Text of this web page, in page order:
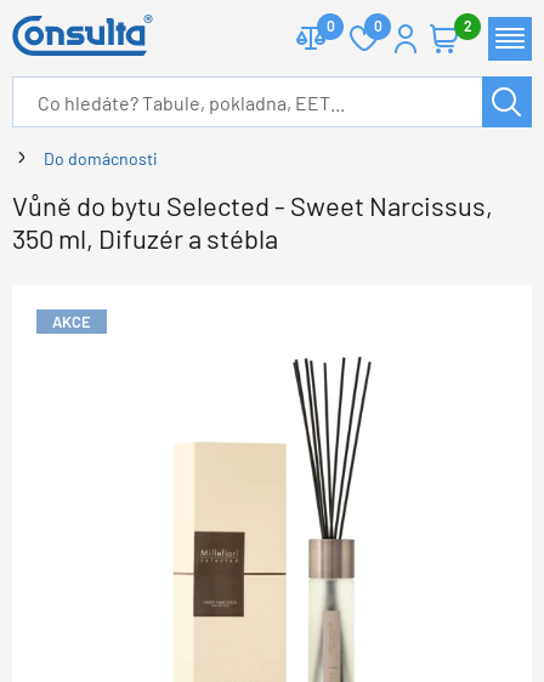
0 0 2
Do domácnosti
Vůně do bytu Selected - Sweet Narcissus,
350 ml, Difuzér a stébla
AKCE